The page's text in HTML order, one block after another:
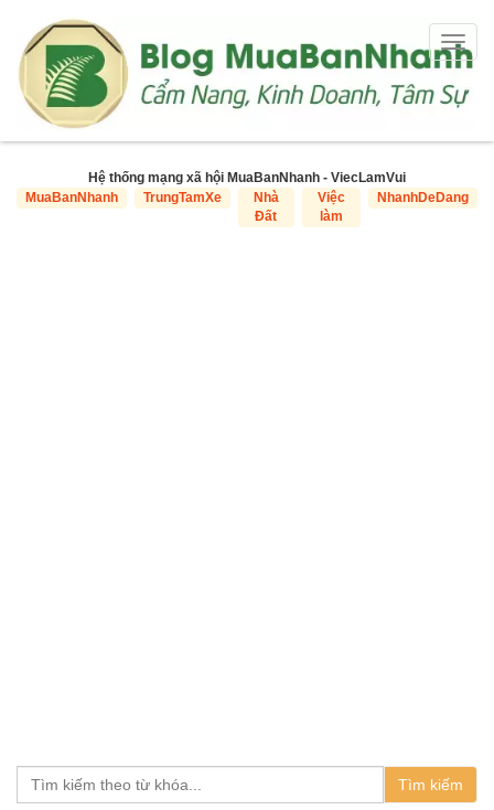
Hệ thống mạng xã hội MuaBanNhanh - ViecLamVui
MuaBanNhanh
TrungTamXe
Nhà
Đất
Việc
làm
NhanhDeDang
Tìm kiếm